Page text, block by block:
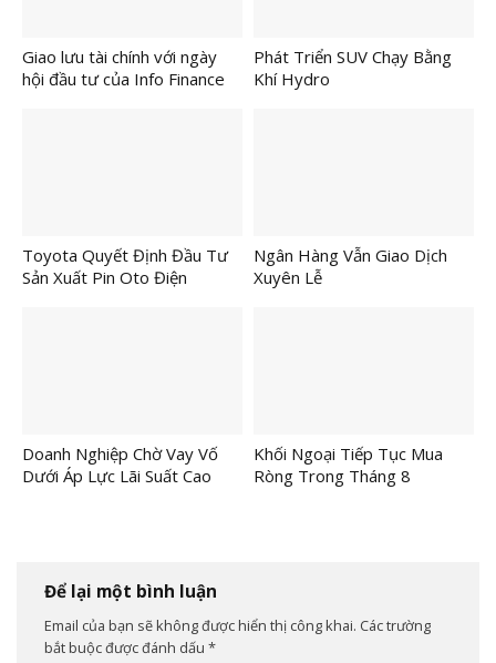
Giao lưu tài chính với ngày
hội đầu tư của Info Finance
Phát Triển SUV Chạy Bằng
Khí Hydro
Toyota Quyết Định Đầu Tư
Sản Xuất Pin Oto Điện
Ngân Hàng Vẫn Giao Dịch
Xuyên Lễ
Doanh Nghiệp Chờ Vay Vố
Dưới Áp Lực Lãi Suất Cao
Khối Ngoại Tiếp Tục Mua
Ròng Trong Tháng 8
Để lại một bình luận
Email của bạn sẽ không được hiển thị công khai. Các trường
bắt buộc được đánh dấu *